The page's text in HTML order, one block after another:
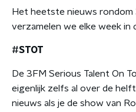
Het heetste nieuws rondom
verzamelen we elke week in
#STOT
De 3FM Serious Talent On
eigenlijk zelfs al over de
nieuws als je de show van